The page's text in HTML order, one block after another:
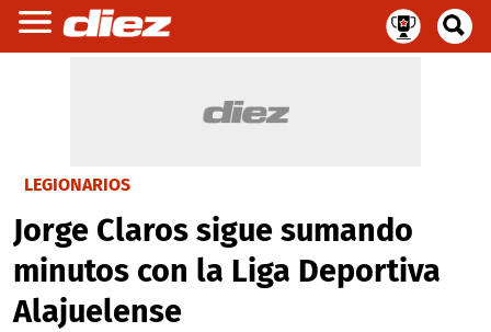
LEGIONARIOS
Jorge Claros sigue sumando
minutos con la Liga Deportiva
Alajuelense